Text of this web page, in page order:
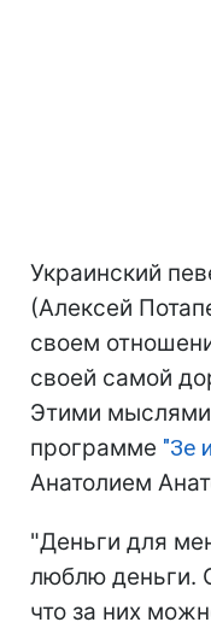
Украинский
(Алексей
своем
своей самой
Этими
программе "Зе
Анатолием
"Деньги для
люблю деньги.
что за них